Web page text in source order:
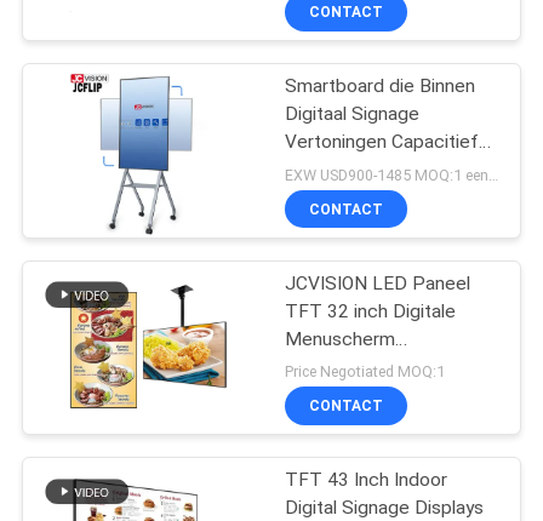
CONTACT
NIEUWS
GEVALLEN
VRAAG
EEN
OFFERTE
LCD
Videomuurvertoning
Smart Interactief
Whiteboard
Raad
CONTACT
Smartboard die Binnen
Digitaal Signage
Vertoningen Capacitief
Touch screen roteren
CONTACT
JCVISION LED Paneel
TFT 32 inch Digitale
Menuscherm
Wandmontage
Price Negotiated MOQ:1
CONTACT
TFT 43 Inch Indoor
Digital Signage Displays